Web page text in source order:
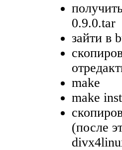
0.9.0.tar
зайти в
make
make
(после